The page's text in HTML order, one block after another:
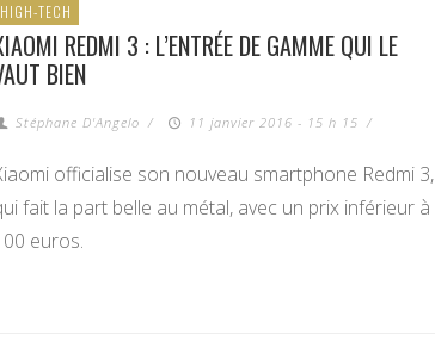
HIGH-TECH
REDMI 3 : L’ENTRÉE DE GAMME QUI LE
BIEN
Stéphane D'Angelo / 11 janvier 2016 - 15 h 15 /
officialise son nouveau smartphone Redmi 3,
fait la part belle au métal, avec un prix inférieur à
euros.